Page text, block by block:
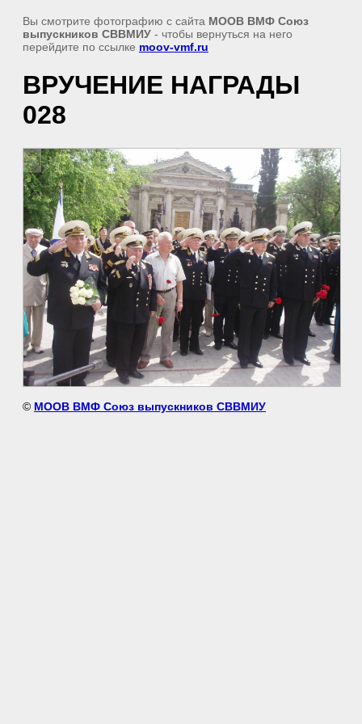
Вы смотрите фотографию с сайта МООВ ВМФ Союз
выпускников СВВМИУ - чтобы вернуться на него
перейдите по ссылке moov-vmf.ru
ВРУЧЕНИЕ НАГРАДЫ
028
© МООВ ВМФ Союз выпускников СВВМИУ